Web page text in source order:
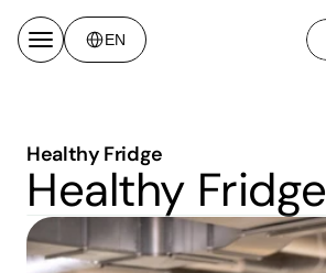
Healthy Fridge
Healthy Fridge
Select Language
EN